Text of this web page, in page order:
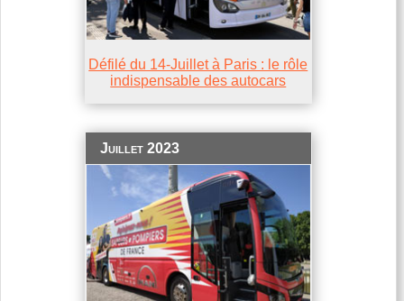
Défilé du 14-Juillet à Paris : le rôle
indispensable des autocars
Juillet 2023